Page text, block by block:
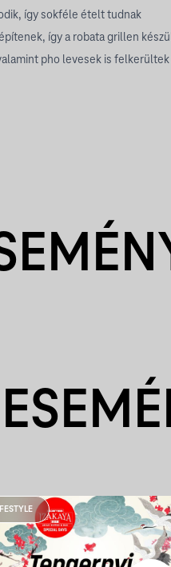
így sokféle ételt tudnak
így a robata grillen
pho levesek is felkerültek